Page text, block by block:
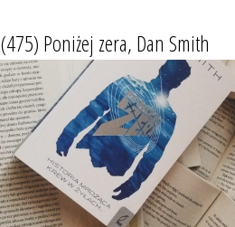
(475) Poniżej zera, Dan Smith